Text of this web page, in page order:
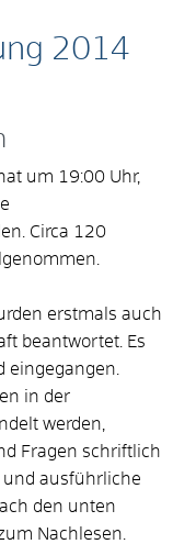
2014
um 19:00 Uhr,
Circa 120
erstmals auch
beantwortet. Es
eingegangen.
in der
werden,
Fragen schriftlich
und ausführliche
den unten
Nachlesen.